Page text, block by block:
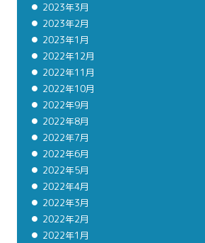
2023年3月
2023年2月
2023年1月
2022年12月
2022年11月
2022年10月
2022年9月
2022年8月
2022年7月
2022年6月
2022年5月
2022年4月
2022年3月
2022年2月
2022年1月